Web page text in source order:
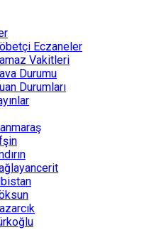
Eczaneler
Vakitleri
Durumu
Durumları